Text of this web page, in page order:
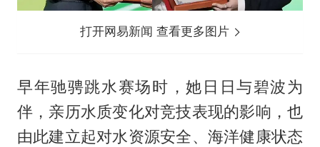
打开网易新闻 查看更多图片
早年驰骋跳水赛场时，她日日与碧波为
伴，亲历水质变化对竞技表现的影响，也
由此建立起对水资源安全、海洋健康状态